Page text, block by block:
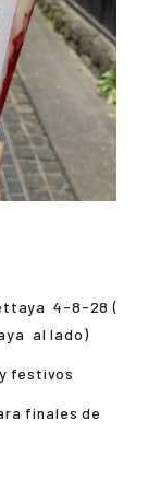
4-8-28 (
al lado)
festivos
finales de